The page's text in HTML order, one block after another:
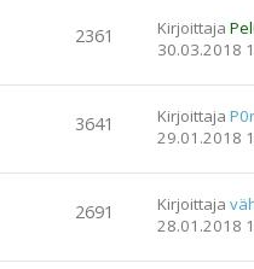
2361 Kirjoittaja
30.03.2018
3641 Kirjoittaja
29.01.2018
2691 Kirjoittaja
28.01.2018